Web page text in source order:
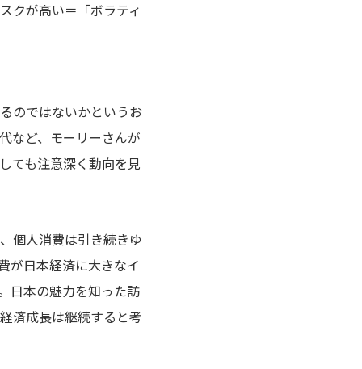
クが高い＝「ボラティ
のではないかというお
など、モーリーさんが
ても注意深く動向を見
個人消費は引き続きゆ
が日本経済に大きなイ
日本の魅力を知った訪
済成長は継続すると考